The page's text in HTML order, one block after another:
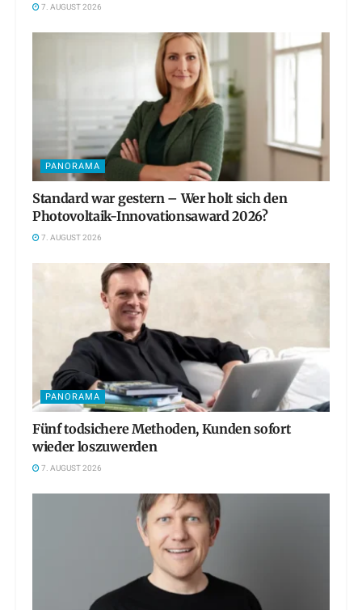
7. AUGUST 2026
PANORAMA
Standard war gestern – Wer holt sich den
Photovoltaik-Innovationsaward 2026?
7. AUGUST 2026
PANORAMA
Fünf todsichere Methoden, Kunden sofort
wieder loszuwerden
7. AUGUST 2026